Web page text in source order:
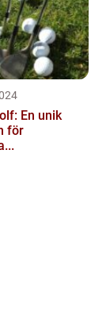
En unik
för